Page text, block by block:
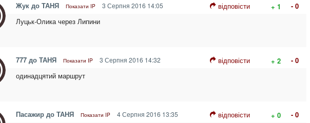
Жук до ТАНЯ Показати IP 3 Серпня 2016 14:05 відповісти + 1
- 0
Луцьк-Олика через Липини
777 до ТАНЯ Показати IP 3 Серпня 2016 14:32 відповісти + 2
- 0
одинадцятий маршрут
Пасажир до ТАНЯ Показати IP 4 Серпня 2016 13:35 відповісти + 0
- 0